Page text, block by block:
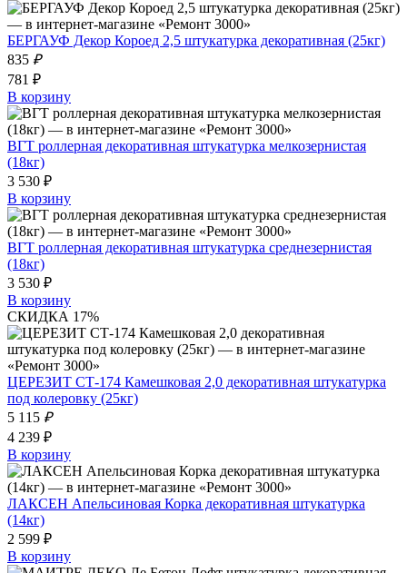
БЕРГАУФ Декор Короед 2,5 штукатурка декоративная (25кг)
835 ₽
781 ₽
В корзину
ВГТ роллерная декоративная штукатурка мелкозернистая
(18кг)
3 530 ₽
В корзину
ВГТ роллерная декоративная штукатурка среднезернистая
(18кг)
3 530 ₽
В корзину
СКИДКА 17%
ЦЕРЕЗИТ СТ-174 Камешковая 2,0 декоративная штукатурка
под колеровку (25кг)
5 115 ₽
4 239 ₽
В корзину
ЛАКСЕН Апельсиновая Корка декоративная штукатурка
(14кг)
2 599 ₽
В корзину